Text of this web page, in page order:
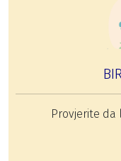
Provjerite da